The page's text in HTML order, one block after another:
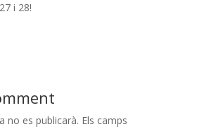
i 28!
no es publicarà. Els camps